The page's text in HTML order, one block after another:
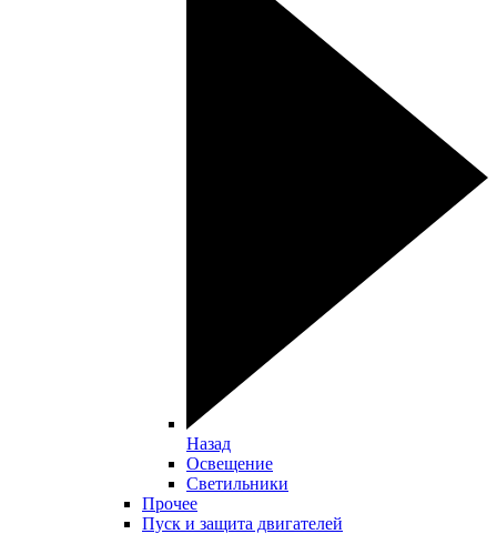
Назад
Освещение
Светильники
Прочее
Пуск и защита двигателей